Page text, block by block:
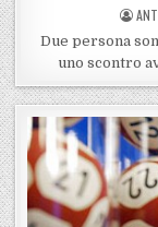
Due persona
uno scontro